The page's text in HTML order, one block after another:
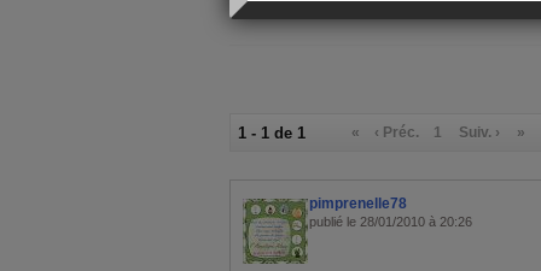
1 - 1 de 1 « ‹ Préc. 1 Suiv. › »
pimprenelle78
publié le 28/01/2010 à 20:26